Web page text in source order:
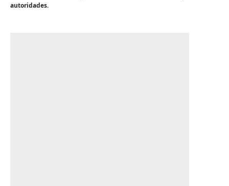
autoridades.